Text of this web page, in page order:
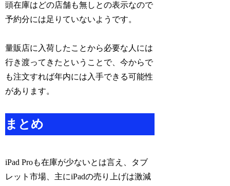
頭在庫はどの店舗も無しとの表示なので
予約分には足りていないようです。
量販店に入荷したことから必要な人には
行き渡ってきたということで、今からで
も注文すれば年内には入手できる可能性
があります。
まとめ
iPad Proも在庫が少ないとは言え、タブ
レット市場、主にiPadの売り上げは激減